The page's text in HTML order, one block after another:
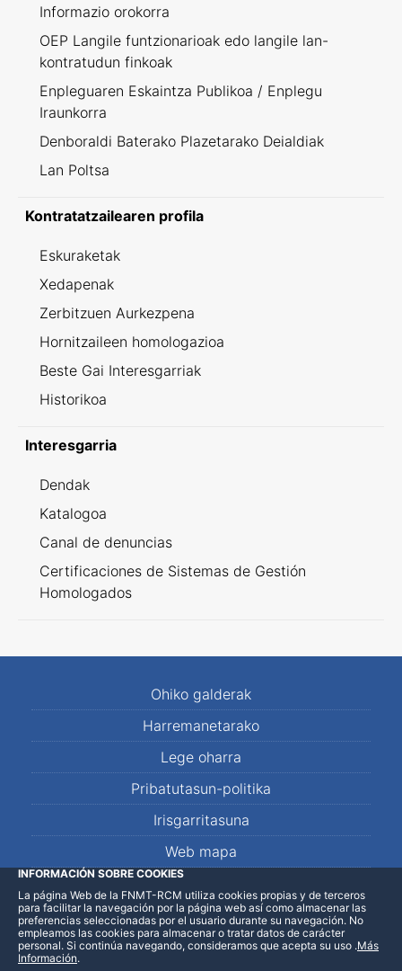
Informazio orokorra
OEP Langile funtzionarioak edo langile lan-
kontratudun finkoak
Enpleguaren Eskaintza Publikoa / Enplegu
Iraunkorra
Denboraldi Baterako Plazetarako Deialdiak
Lan Poltsa
Kontratatzailearen profila
Eskuraketak
Xedapenak
Zerbitzuen Aurkezpena
Hornitzaileen homologazioa
Beste Gai Interesgarriak
Historikoa
Interesgarria
Dendak
Katalogoa
Canal de denuncias
Certificaciones de Sistemas de Gestión
Homologados
Ohiko galderak
Harremanetarako
Lege oharra
Pribatutasun-politika
Irisgarritasuna
Web mapa
LinkedInFacebookWhatsApp
INFORMACIÓN SOBRE COOKIES
La página Web de la FNMT-RCM utiliza cookies propias y de terceros
para facilitar la navegación por la página web así como almacenar las
preferencias seleccionadas por el usuario durante su navegación. No
empleamos las cookies para almacenar o tratar datos de carácter
personal. Si continúa navegando, consideramos que acepta su uso .Más
Información.